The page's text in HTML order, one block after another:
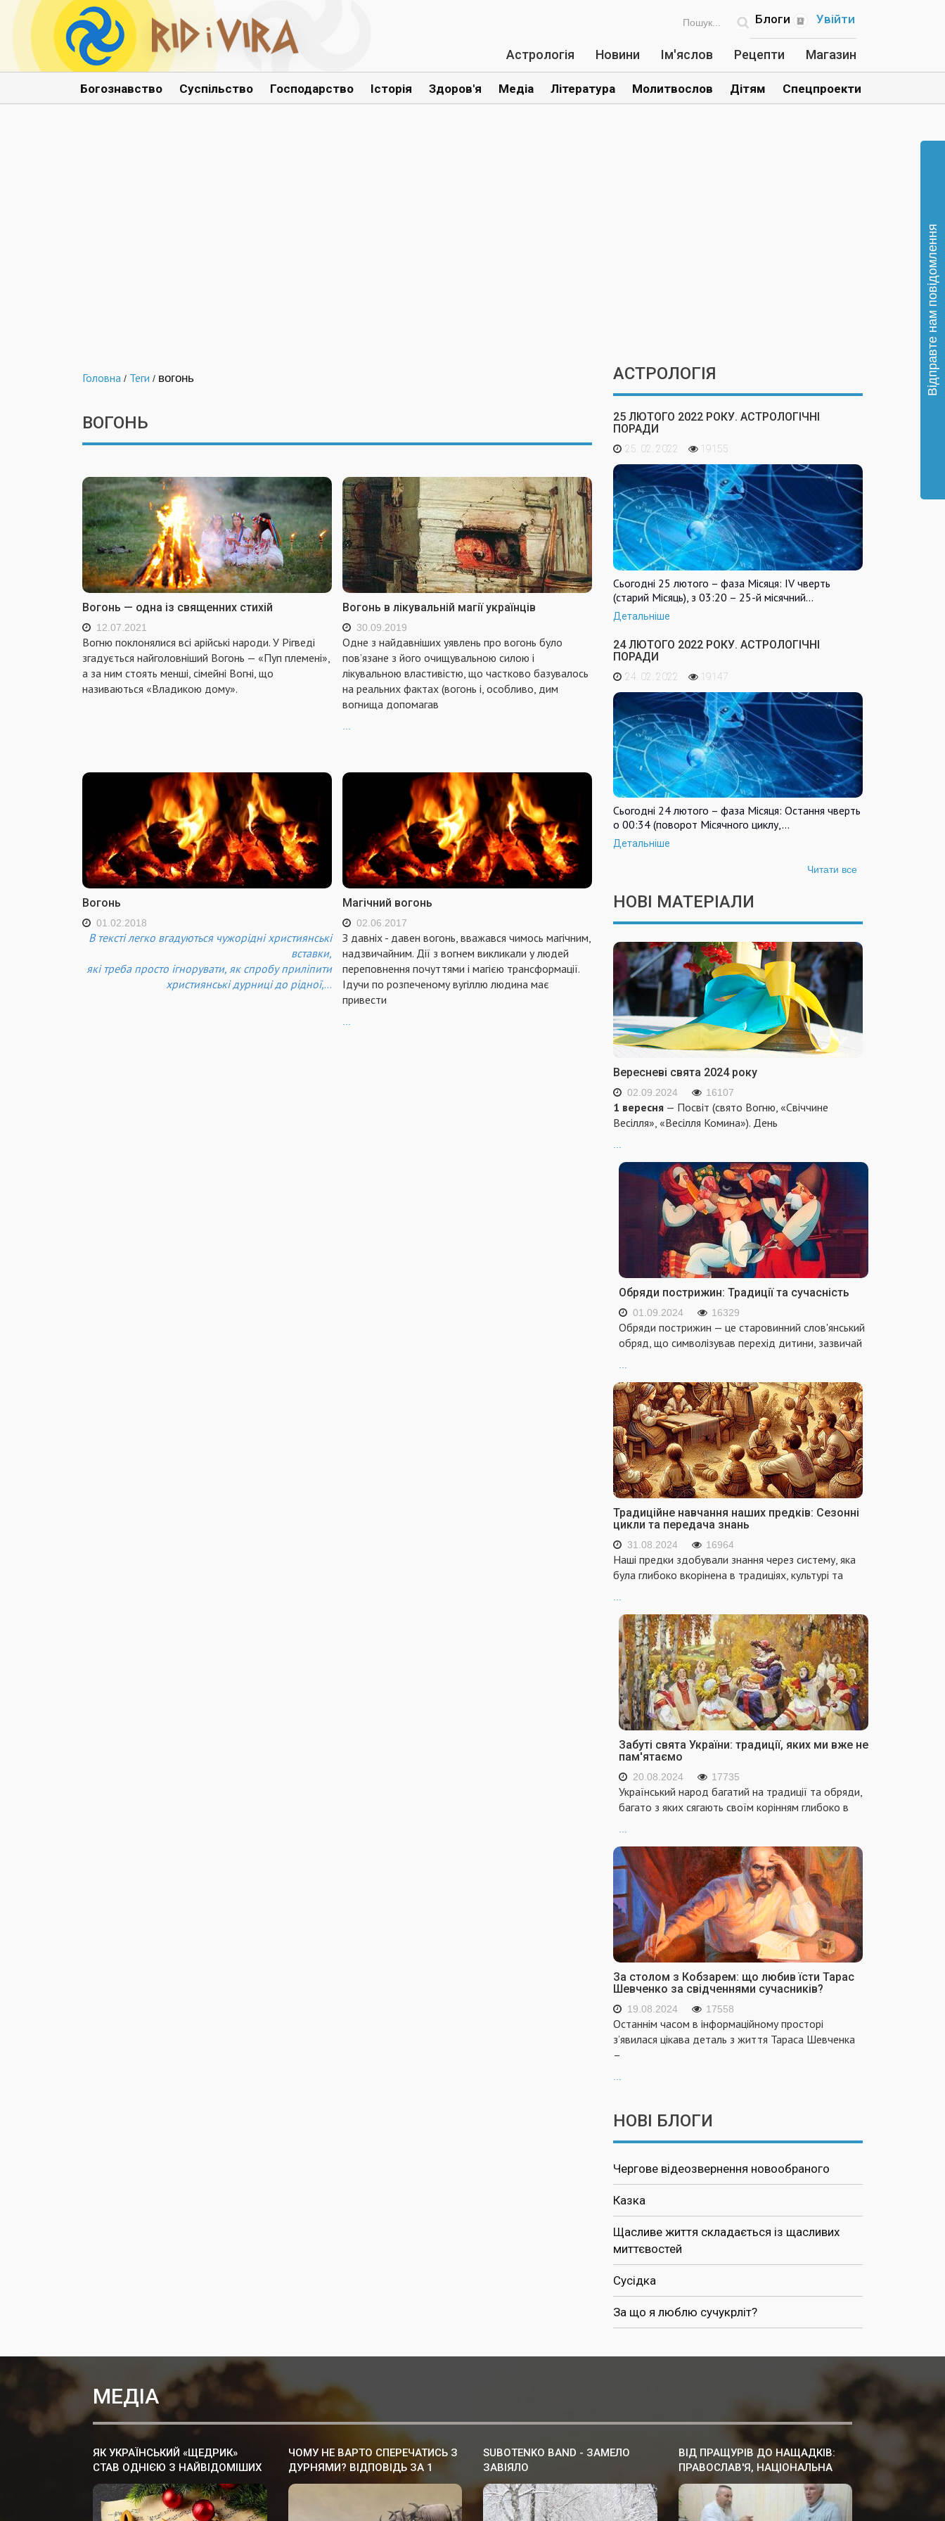
Увійти
Блоги
Астрологія Новини Ім'яслов Рецепти Магазин
Богознавство Суспільство Господарство Історія Здоров'я Медіа Література Молитвослов Дітям Спецпроекти
Головна / Теги / вогонь
ВОГОНЬ
Вогонь — одна із священних стихій
12.07.2021
Вогню поклонялися всі арійські народи. У Рігведі
згадується найголовніший Вогонь — «Пуп племені»,
а за ним стоять менші, сімейні Вогні, що
називаються «Владикою дому».
Вогонь в лікувальній магії українців
30.09.2019
Одне з найдавніших уявлень про вогонь було
пов’язане з його очищувальною силою і
лікувальною властивістю, що частково базувалось
на реальних фактах (вогонь і, особливо, дим
вогнища допомагав
Вогонь
01.02.2018
В тексті легко вгадуються чужорідні християнські
вставки,
які треба просто ігнорувати, як спробу приліпити
християнські дурниці до рідної,...
Магічний вогонь
02.06.2017
З давніх - давен вогонь, вважався чимось магічним,
надзвичайним. Дії з вогнем викликали у людей
переповнення почуттями і магією трансформації.
Ідучи по розпеченому вугіллю людина має
привести
АСТРОЛОГІЯ
25 ЛЮТОГО 2022 РОКУ. АСТРОЛОГІЧНІ
ПОРАДИ
25. 02. 2022 19155
Сьогодні 25 лютого – фаза Місяця: IV чверть
(старий Місяць), з 03:20 – 25-й місячний…
Детальніше
24 ЛЮТОГО 2022 РОКУ. АСТРОЛОГІЧНІ
ПОРАДИ
24. 02. 2022 19147
Сьогодні 24 лютого – фаза Місяця: Остання чверть
о 00:34 (поворот Місячного циклу,…
Детальніше
Читати все
НОВІ МАТЕРІАЛИ
Вересневі свята 2024 року
02.09.2024 16107
1 вересня — Посвіт (свято Вогню, «Свіччине
Весілля», «Весілля Комина»). День
...
Обряди пострижин: Традиції та сучасність
01.09.2024 16329
Обряди пострижин — це старовинний слов'янський
обряд, що символізував перехід дитини, зазвичай
...
Традиційне навчання наших предків: Сезонні
цикли та передача знань
31.08.2024 16964
Наші предки здобували знання через систему, яка
була глибоко вкорінена в традиціях, культурі та
...
Забуті свята України: традиції, яких ми вже не
пам'ятаємо
20.08.2024 17735
Український народ багатий на традиції та обряди,
багато з яких сягають своїм корінням глибоко в
...
За столом з Кобзарем: що любив їсти Тарас
Шевченко за свідченнями сучасників?
19.08.2024 17558
Останнім часом в інформаційному просторі
з’явилася цікава деталь з життя Тараса Шевченка
–
...
НОВІ БЛОГИ
Чергове відеозвернення новообраного
Казка
Щасливе життя складається із щасливих
миттєвостей
Сусідка
За що я люблю сучукрліт?
МЕДІА
ЯК УКРАЇНСЬКИЙ «ЩЕДРИК»
СТАВ ОДНІЄЮ З НАЙВІДОМІШИХ
РІЗДВЯНИХ ПІСЕНЬ У СВІТІ
ЧОМУ НЕ ВАРТО СПЕРЕЧАТИСЬ З
ДУРНЯМИ? ВІДПОВІДЬ ЗА 1
ХВИЛИНУ.
SUBOTENKO BAND - ЗАМЕЛО
ЗАВІЯЛО
ВІД ПРАЩУРІВ ДО НАЩАДКІВ:
ПРАВОСЛАВ'Я, НАЦІОНАЛЬНА
КУЛЬТУРА ПРАУКРАЇНИ
Відправте нам повідомлення